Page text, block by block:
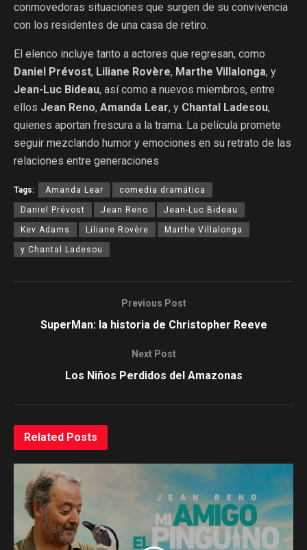
conmovedoras situaciones que surgen de su convivencia
con los residentes de una casa de retiro.
El elenco incluye tanto a actores que regresan, como
Daniel Prévost, Liliane Rovère, Marthe Villalonga, y
Jean-Luc Bideau, así como a nuevos miembros, entre
ellos Jean Reno, Amanda Lear, y Chantal Ladesou,
quienes aportan frescura a la trama. La película promete
seguir mezclando humor y emociones en su retrato de las
relaciones entre generaciones​
Tags: Amanda Lear comedia dramática
Daniel Prévost Jean Reno Jean-Luc Bideau
Kev Adams Liliane Rovère Marthe Villalonga
y Chantal Ladesou​
Previous Post
SuperMan: la historia de Christopher Reeve
Next Post
Los Niños Perdidos del Amazonas
Related Posts